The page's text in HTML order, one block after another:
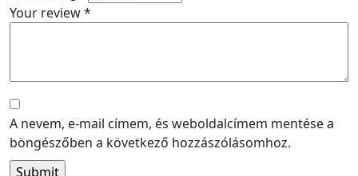
Your review*
A nevem, e-mail címem, és weboldalcímem mentése a
böngészőben a következő hozzászólásomhoz.